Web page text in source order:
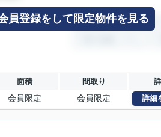
員登録をして限定物件を見る
面積 間取り
会員限定 会員限定 詳細